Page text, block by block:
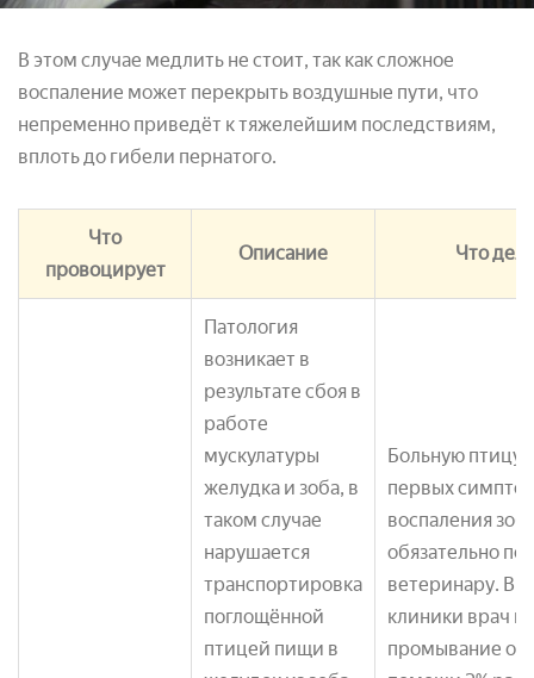
В этом случае медлить не стоит, так как сложное
воспаление может перекрыть воздушные пути, что
непременно приведёт к тяжелейшим последствиям,
вплоть до гибели пернатого.
Что
провоцирует
Описание Что
Патология
возникает в
результате сбоя в
работе
мускулатуры
желудка и зоба, в
таком случае
нарушается
транспортировка
поглощённой
птицей пищи в
Больную птицу
первых
воспаления
обязательно
ветеринару. В
клиники врач
промывание